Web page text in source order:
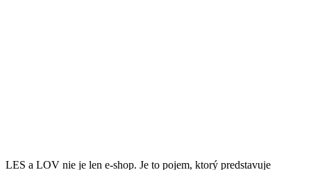
LES a LOV nie je len e-shop. Je to pojem, ktorý predstavuje